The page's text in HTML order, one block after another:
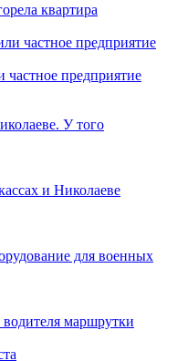
квартира
частное предприятие
У того
и Николаеве
для военных
маршрутки